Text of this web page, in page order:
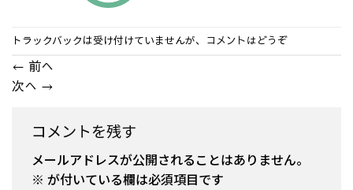
トラックバックは受け付けていませんが、 コメントはどうぞ
← 前へ
次へ →
コメントを残す
メールアドレスが公開されることはありません。
※ が付いている欄は必須項目です